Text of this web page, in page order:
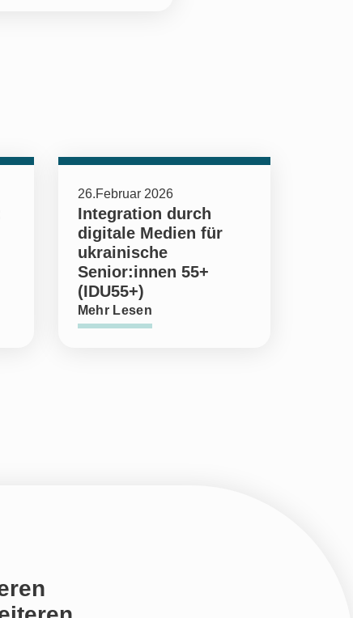
26.Februar 2026
Integration durch
digitale Medien für
ukrainische
Senior:innen 55+
(IDU55+)
Mehr Lesen